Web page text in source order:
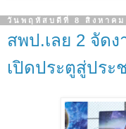
วันพฤหัสบดีที่ 8 สิงหาค
สพป.เลย 2 จัดง
เปิดประตูสู่ประ